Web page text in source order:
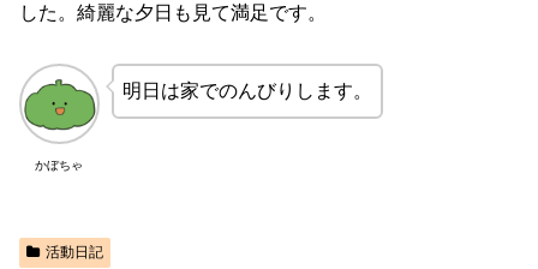
した。綺麗な夕日も見て満足です。
かぼちゃ
明日は家でのんびりします。
活動日記